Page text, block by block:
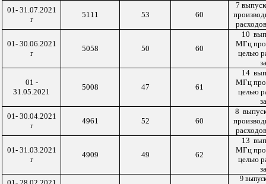
01- 31.07.2021
г
5111 53 60
7
01- 30.06.2021
г
5058 50 60
10
МГц
целью
01 -
31.05.2021
5008 47 61
14
МГц
целью
01- 30.04.2021
г
4961 52 60
8
01- 31.03.2021
г
4909 49 62
13
МГц
целью
9